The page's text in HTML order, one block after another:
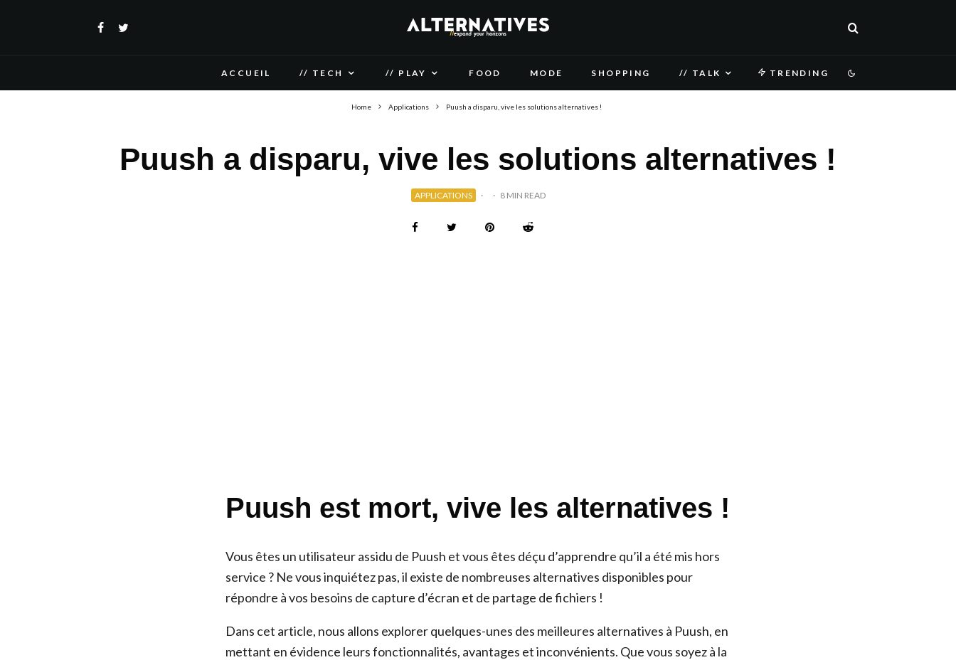
ACCUEIL // TECH // PLAY FOOD MODE SHOPPING // TALK TRENDING
Home Applications Puush a disparu, vive les solutions alternatives !
Puush a disparu, vive les solutions alternatives !
APPLICATIONS · · 8 MIN READ
Puush est mort, vive les alternatives !
Vous êtes un utilisateur assidu de Puush et vous êtes déçu d’apprendre qu’il a été mis hors
service ? Ne vous inquiétez pas, il existe de nombreuses alternatives disponibles pour
répondre à vos besoins de capture d’écran et de partage de fichiers !
Dans cet article, nous allons explorer quelques-unes des meilleures alternatives à Puush, en
mettant en évidence leurs fonctionnalités, avantages et inconvénients. Que vous soyez à la